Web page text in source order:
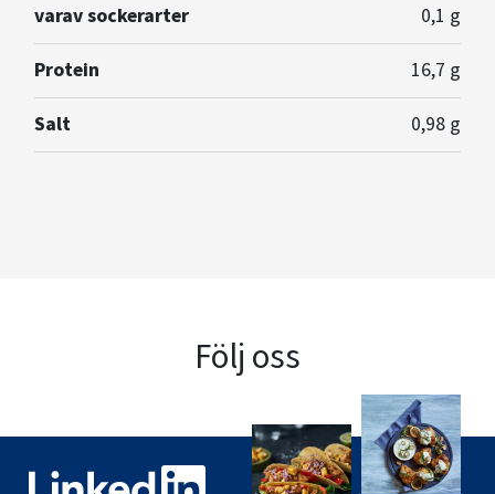
varav sockerarter
0,1 g
Protein
16,7 g
Salt
0,98 g
Följ oss